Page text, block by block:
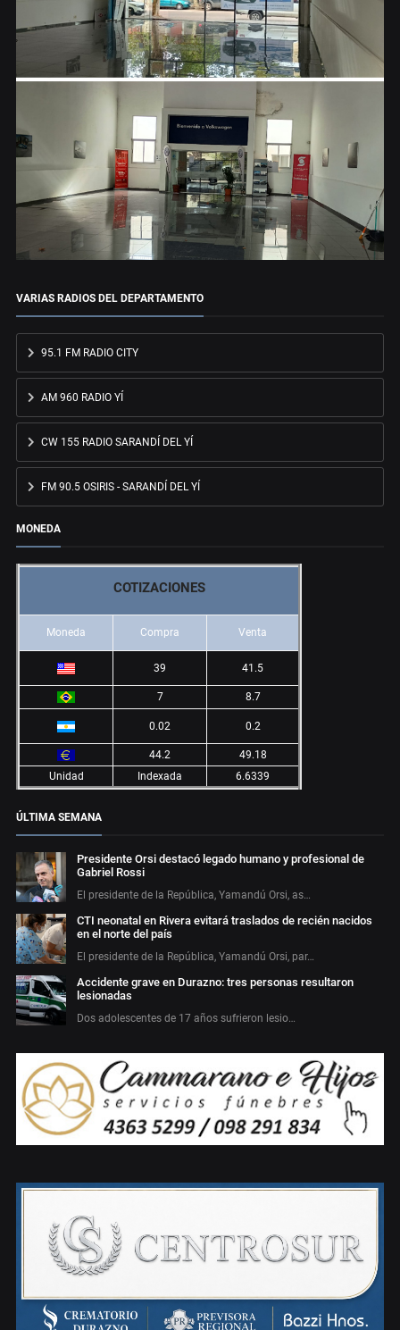
VARIAS RADIOS DEL DEPARTAMENTO
95.1 FM RADIO CITY
AM 960 RADIO YÍ
CW 155 RADIO SARANDÍ DEL YÍ
FM 90.5 OSIRIS - SARANDÍ DEL YÍ
MONEDA
COTIZACIONES
Moneda Compra Venta
39 41.5
7 8.7
0.02 0.2
44.2
49.18
Unidad
Indexada 6.6339
ÚLTIMA SEMANA
Presidente Orsi destacó legado humano y profesional de
Gabriel Rossi
El presidente de la República, Yamandú Orsi, as…
CTI neonatal en Rivera evitará traslados de recién nacidos
en el norte del país
El presidente de la República, Yamandú Orsi, par…
Accidente grave en Durazno: tres personas resultaron
lesionadas
Dos adolescentes de 17 años sufrieron lesio…